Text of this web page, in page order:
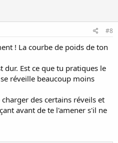
#8
! La courbe de poids de ton
dur. Est ce que tu pratiques le
réveille beaucoup moins
des certains réveils et
avant de te l'amener s'il ne